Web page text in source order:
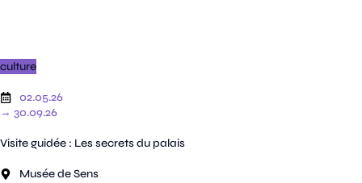
culture
02.05.26
→ 30.09.26
Visite guidée : Les secrets du palais
Musée de Sens